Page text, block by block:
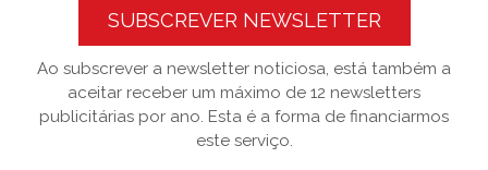
SUBSCREVER NEWSLETTER
Ao subscrever a newsletter noticiosa, está também a
aceitar receber um máximo de 12 newsletters
publicitárias por ano. Esta é a forma de financiarmos
este serviço.